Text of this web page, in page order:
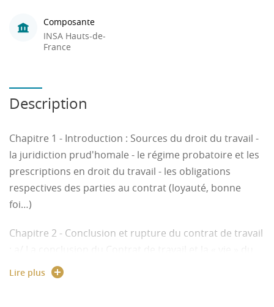
Composante
INSA Hauts-de-
France
Description
Chapitre 1 - Introduction : Sources du droit du travail -
la juridiction prud'homale - le régime probatoire et les
prescriptions en droit du travail - les obligations
respectives des parties au contrat (loyauté, bonne
foi…)
Chapitre 2 - Conclusion et rupture du contrat de travail
contrat - l'embauche - les différents types de contrat de
travail (et plus particulièrement CDI, CDD et le contrat
Lire plus